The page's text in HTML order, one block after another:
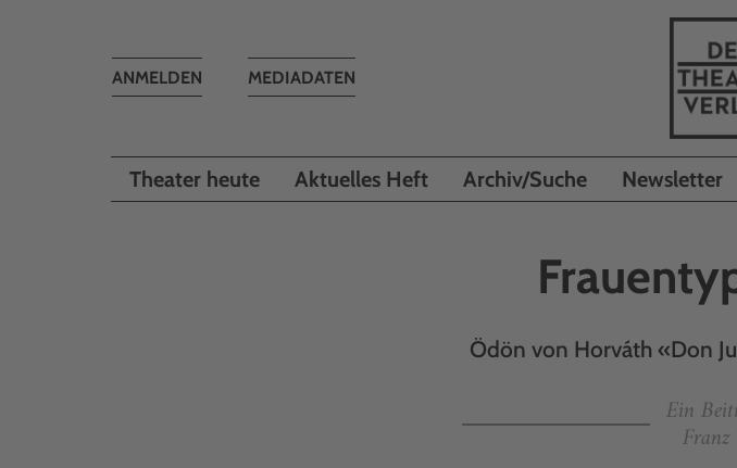
MEDIADATEN
Toggle
ANMELDEN
Theater heute Aktuelles Heft Archiv/Suche Newsletter
Ödön von Horváth «Don
Ein